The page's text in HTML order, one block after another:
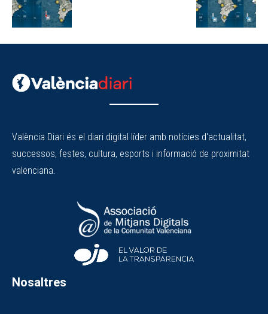
València Diari és el diari digital líder amb notícies d'actualitat,
successos, festes, cultura, esports i informació de proximitat
valenciana.
Nosaltres